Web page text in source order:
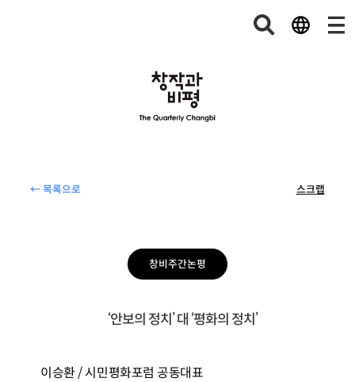
← 목록으로 스크랩
창비주간논평
‘안보의 정치’ 대 ‘평화의 정치’
이승환 / 시민평화포럼 공동대표